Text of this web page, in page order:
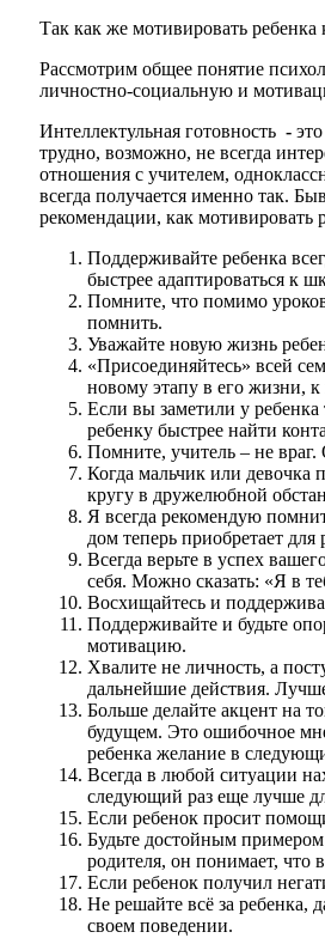
Так как же мотивировать
Рассмотрим общее понятие
личностно-социальную и
Интеллектульная готовность -
трудно, возможно, не всегда
отношения с учителем,
всегда получается именно так.
рекомендации, как мотивировать
Поддерживайте ребенка
быстрее адаптироваться к
Помните, что помимо
помнить.
Уважайте новую жизнь
«Присоединяйтесь» всей
новому этапу в его жизни,
Если вы заметили у
ребенку быстрее найти
Помните, учитель – не
Когда мальчик или девочка
кругу в дружелюбной
Я всегда рекомендую
дом теперь приобретает
Всегда верьте в успех
себя. Можно сказать: «Я в
Восхищайтесь и
Поддерживайте и будьте
мотивацию.
Хвалите не личность, а
дальнейшие действия.
Больше делайте акцент на
будущем. Это ошибочное
ребенка желание в
Всегда в любой ситуации
следующий раз еще лучше
Если ребенок просит
Будьте достойным
родителя, он понимает, что
Если ребенок получил
Не решайте всё за ребенка,
своем поведении.